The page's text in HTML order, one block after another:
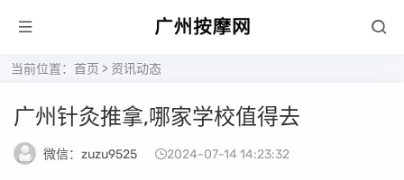
当前位置： 首页 >资讯动态
广州针灸推拿,哪家学校值得去
微信：zuzu9525 2024-07-14 14:23:32